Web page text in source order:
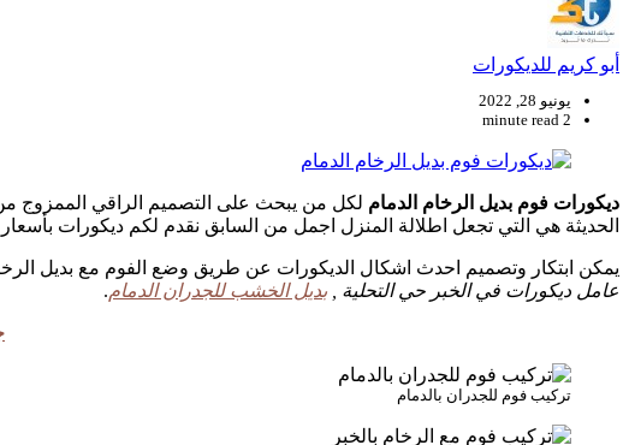
أبو كريم للديكورات
يونيو 28, 2022
2 minute read
ديكورات فوم بديل الرخام الدمام لكل من يبحث على التصميم الراقي الممزوج
الحديثة هي التي تجعل اطلالة المنزل اجمل من السابق نقدم لكم ديكورات
يمكن ابتكار وتصميم احدث اشكال الديكورات عن طريق وضع الفوم مع بديل
عامل ديكورات في الخبر حي التحلية , بديل الخشب للجدران الدمام.
تركيب فوم للجدران بالدمام